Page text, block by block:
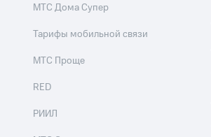
МТС Дома Супер
Тарифы мобильной связи
МТС Проще
RED
РИИЛ